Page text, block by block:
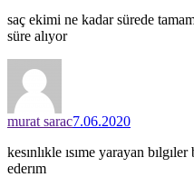
saç ekimi ne kadar sürede
süre alıyor
murat sarac7.06.2020
kesınlıkle ısıme yarayan
ederım